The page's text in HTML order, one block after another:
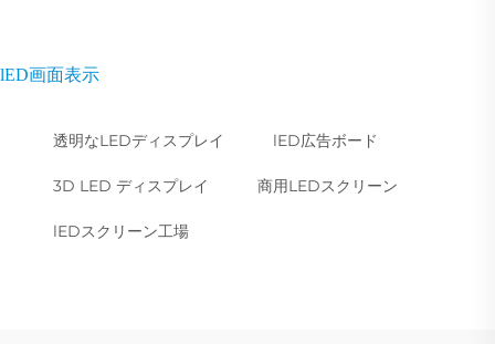
lED画面表示
透明なLEDディスプレイ lED広告ボード
3D LED ディスプレイ 商用LEDスクリーン
lEDスクリーン工場